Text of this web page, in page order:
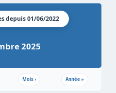
depuis 01/06/2022
2025
Mois› Année»